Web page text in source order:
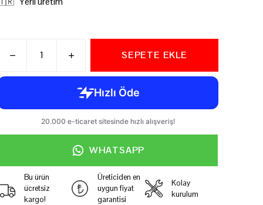
SEPETE EKLE
WHATSAPP
Bu ürün
ücretsiz
kargo!
Üreticiden en
uygun fiyat
garantisi
Kolay
kurulum